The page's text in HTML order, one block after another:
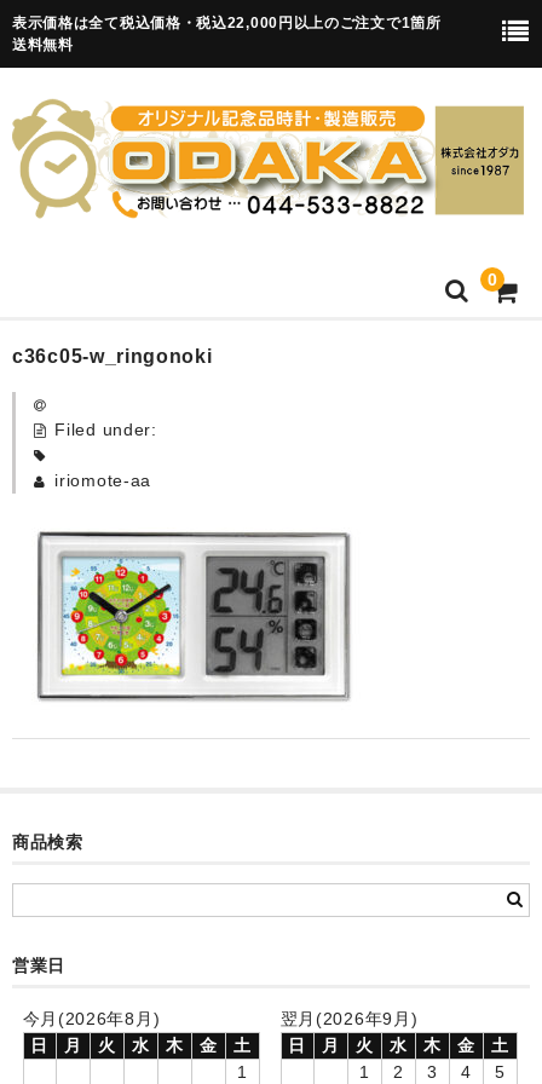
表示価格は全て税込価格・税込22,000円以上のご注文で1箇所
送料無料
0
HOME
卒園記念品
カード付フォトフレームクロック(集合)
目覚まし時計(集合＋個別)
メロディ時計(集合)
知育時計
制服メモリー
お絵かきギャラリー
c36c05-w_ringonoki
Filed under:
iriomote-aa
商品検索
営業日
今月(2026年8月)
日
月 火 水 木 金
土
1
翌月(2026年9月)
日
月 火 水 木 金
土
1
2 3 4 5